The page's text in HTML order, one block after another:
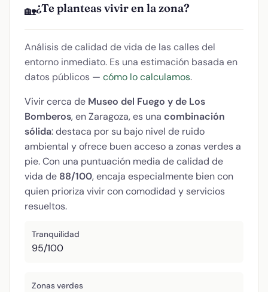
🏡¿Te planteas vivir en la zona?
Análisis de calidad de vida de las calles del
entorno inmediato. Es una estimación basada en
datos públicos — cómo lo calculamos.
Vivir cerca de Museo del Fuego y de Los
Bomberos, en Zaragoza, es una combinación
sólida: destaca por su bajo nivel de ruido
ambiental y ofrece buen acceso a zonas verdes a
pie. Con una puntuación media de calidad de
vida de 88/100, encaja especialmente bien con
quien prioriza vivir con comodidad y servicios
resueltos.
Tranquilidad
95/100
Zonas verdes